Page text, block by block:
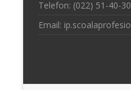
Telefon: (022) 51-40-30
Email: